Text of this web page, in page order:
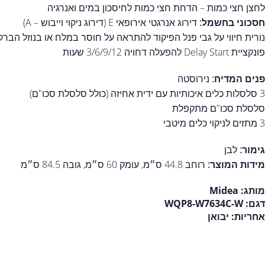
לחצן חצי כמות – הדחת חצי כמות לחיסכון במים ואנרגיה
חסכוני בחשמל: דירוג אנרגטי אירופאי E (דירוג ניקוי וייבוש – A)
נורית חיווי על גבי פנל הפיקוד להתראה על חוסר במלח או בנוזל
פונקציית Delay Start להפעלה דחויה 3/6/9/12 שעות
פנים המדיח: נירוסטה
3 סלסלות כלים איכותיות עם ידית אחיזה (כולל סלסלת סכו"ם)
סלסלת סכו"ם מתקפלת
3 מתזים לניקוי כלים מיטבי
גימור: לבן
מידות המוצר: רוחב 44.8 ס״מ, עומק 60 ס״מ, גובה 84.5 ס״מ
מותג: Midea
דגם:WQP8-W7634C-W
אחריות: יבואן